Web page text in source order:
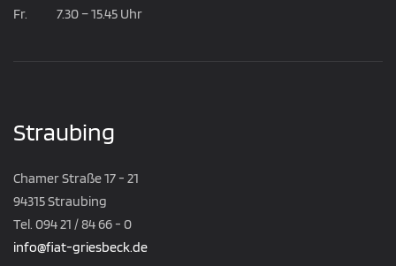
Fr. 7.30 – 15.45 Uhr
Straubing
Chamer Straße 17 - 21
94315 Straubing
Tel. 094 21 / 84 66 - 0
info@fiat-griesbeck.de